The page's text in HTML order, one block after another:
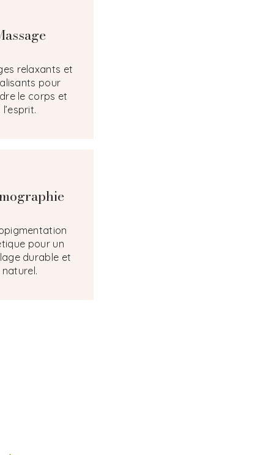
relaxants et
pour
le corps et
l’esprit.
pour un
durable et
naturel.